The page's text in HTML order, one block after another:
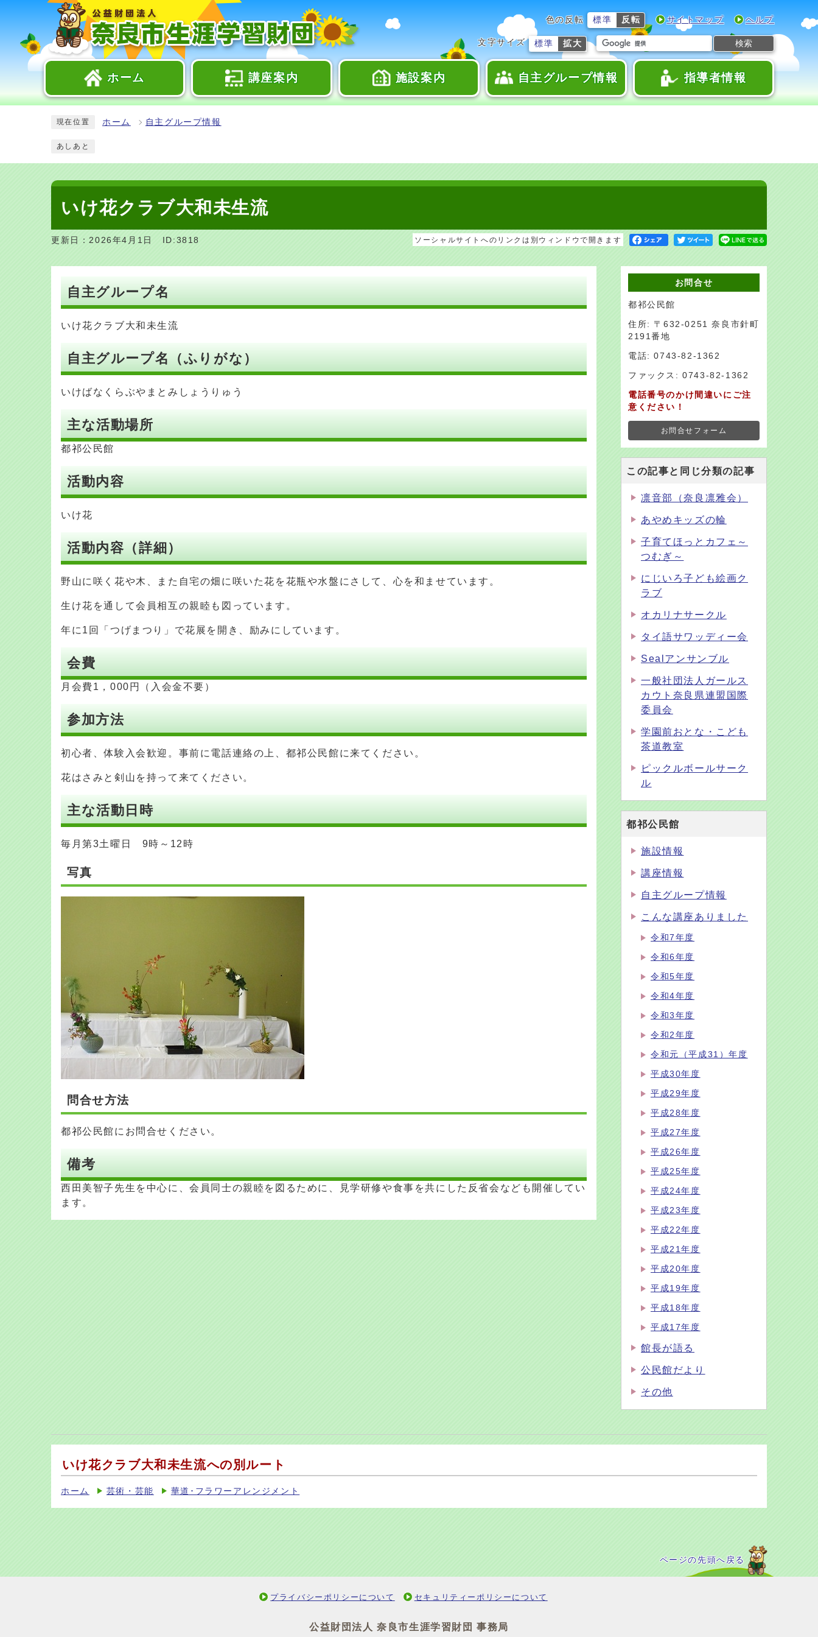
色の反転 標準 反転 サイトマップ ヘルプ
文字サイズ 標準 拡大 検索
ホーム 講座案内 施設案内 自主グループ情報 指導者情報
現在位置 ホーム 自主グループ情報
あしあと
いけ花クラブ大和未生流
更新日：2026年4月1日 ID:3818 ソーシャルサイトへのリンクは別ウィンドウで開きます
自主グループ名
いけ花クラブ大和未生流
自主グループ名（ふりがな）
いけばなくらぶやまとみしょうりゅう
主な活動場所
都祁公民館
活動内容
いけ花
活動内容（詳細）
野山に咲く花や木、また自宅の畑に咲いた花を花瓶や水盤にさして、心を和ませています。
生け花を通して会員相互の親睦も図っています。
年に1回「つげまつり」で花展を開き、励みにしています。
会費
月会費1，000円（入会金不要）
参加方法
初心者、体験入会歓迎。事前に電話連絡の上、都祁公民館に来てください。
花はさみと剣山を持って来てください。
主な活動日時
毎月第3土曜日 9時～12時
写真
問合せ方法
都祁公民館にお問合せください。
備考
西田美智子先生を中心に、会員同士の親睦を図るために、見学研修や食事を共にした反省会なども開催してい
ます。
お問合せ
都祁公民館
住所: 〒632-0251 奈良市針町
2191番地
電話: 0743-82-1362
ファックス: 0743-82-1362
電話番号のかけ間違いにご注
意ください！
お問合せフォーム
この記事と同じ分類の記事
凛音部（奈良凛雅会）
あやめキッズの輪
子育てほっとカフェ～
つむぎ～
にじいろ子ども絵画ク
ラブ
オカリナサークル
タイ語サワッディー会
Sealアンサンブル
一般社団法人ガールス
カウト奈良県連盟国際
委員会
学園前おとな・こども
茶道教室
ピックルボールサーク
ル
都祁公民館
施設情報
講座情報
自主グループ情報
こんな講座ありました
令和7年度
令和6年度
令和5年度
令和4年度
令和3年度
令和2年度
令和元（平成31）年度
平成30年度
平成29年度
平成28年度
平成27年度
平成26年度
平成25年度
平成24年度
平成23年度
平成22年度
平成21年度
平成20年度
平成19年度
平成18年度
平成17年度
館長が語る
公民館だより
その他
いけ花クラブ大和未生流への別ルート
ホーム 芸術・芸能 華道･フラワーアレンジメント
ページの先頭へ戻る
プライバシーポリシーについて セキュリティーポリシーについて
公益財団法人 奈良市生涯学習財団 事務局